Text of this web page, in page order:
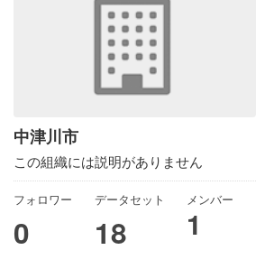
中津川市
この組織には説明がありません
フォロワー
0
データセット
18
メンバー
1